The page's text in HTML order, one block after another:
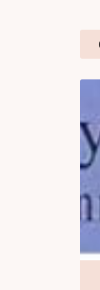
En cochant
email indiqué
de